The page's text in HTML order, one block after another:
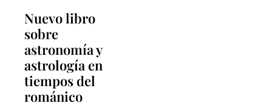
Nuevo libro
sobre
astronomía y
astrología en
tiempos del
románico